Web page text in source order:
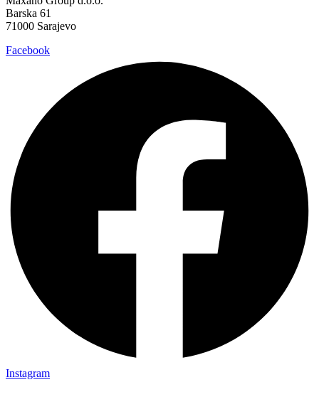
Barska 61
71000 Sarajevo
Facebook
Instagram